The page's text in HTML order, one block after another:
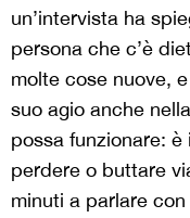
un’intervista ha
persona che c’è
molte cose nuove,
suo agio anche
possa funzionare:
perdere o buttare
minuti a parlare